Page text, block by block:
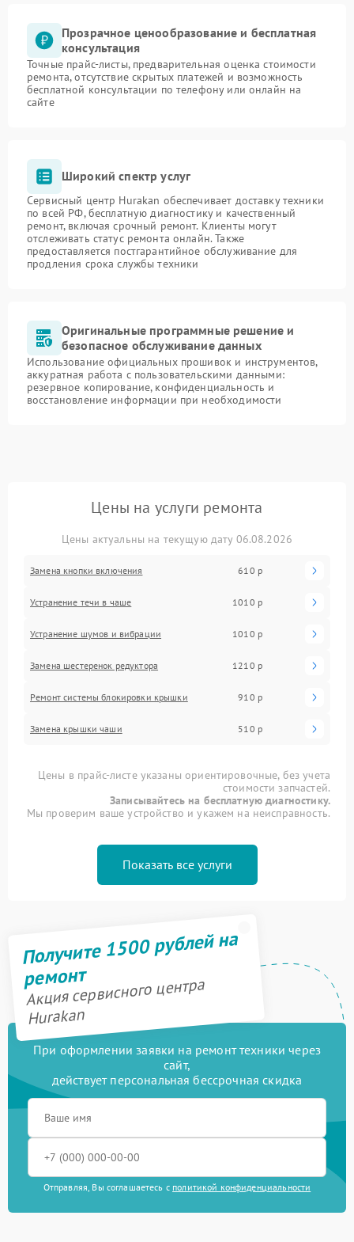
Прозрачное ценообразование и бесплатная
консультация
Точные прайс-листы, предварительная оценка стоимости
ремонта, отсутствие скрытых платежей и возможность
бесплатной консультации по телефону или онлайн на
сайте
Широкий спектр услуг
Сервисный центр Hurakan обеспечивает доставку техники
по всей РФ, бесплатную диагностику и качественный
ремонт, включая срочный ремонт. Клиенты могут
отслеживать статус ремонта онлайн. Также
предоставляется постгарантийное обслуживание для
продления срока службы техники
Оригинальные программные решение и
безопасное обслуживание данных
Использование официальных прошивок и инструментов,
аккуратная работа с пользовательскими данными:
резервное копирование, конфиденциальность и
восстановление информации при необходимости
Цены на услуги ремонта
Цены актуальны на текущую дату 06.08.2026
Замена кнопки включения 610 р
Устранение течи в чаше 1010 р
Устранение шумов и вибрации 1010 р
Замена шестеренок редуктора 1210 р
Ремонт системы блокировки крышки 910 р
Замена крышки чаши 510 р
Цены в прайс-листе указаны ориентировочные, без учета
стоимости запчастей.
Записывайтесь на бесплатную диагностику.
Мы проверим ваше устройство и укажем на неисправность.
Показать все услуги
Получите 1500 рублей на
ремонт
Акция сервисного центра
Hurakan
При оформлении заявки на ремонт техники через
сайт,
действует персональная бессрочная скидка
Отправляя, Вы соглашаетесь с политикой конфиденциальности